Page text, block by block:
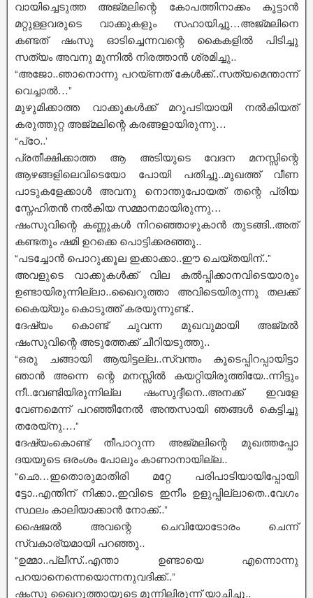
വായിച്ചെടുത്ത അജ്മലിന്റെ കോപത്തിനാക്കം കൂട്ടാൻ
മറ്റുള്ളവരുടെ വാക്കുകളും സഹായിച്ചു…അജ്മലിനെ
കണ്ടത് ഷംസു ഓടിച്ചെന്നവന്റെ കൈകളിൽ പിടിച്ചു
സത്യം അവനു മുന്നിൽ നിരത്താൻ ശ്രമിച്ചു..
“അജോ..ഞാനൊന്നു പറയ്ണത് കേൾക്ക്..സത്യമെന്താന്ന്
വെച്ചാൽ…”
മുഴുമിക്കാത്ത വാക്കുകൾക്ക് മറുപടിയായി നൽകിയത്
കരുത്തുറ്റ അജ്മലിന്റെ കരങ്ങളായിരുന്നു…
“പ്ഠേ..’
പ്രതീക്ഷിക്കാത്ത ആ അടിയുടെ വേദന മനസ്സിന്റെ
ആഴങ്ങളിലെവിടെയോ പോയി പതിച്ചു..മുഖത്ത് വീണ
പാടുകളേക്കാൾ അവനു നൊന്തുപോയത് തന്റെ പ്രിയ
സ്നേഹിതൻ നൽകിയ സമ്മാനമായിരുന്നു…
ഷംസുവിന്റെ കണ്ണുകൾ നിറഞ്ഞൊഴുകാൻ തുടങ്ങി..അത്
കണ്ടതും ഷമി ഉറക്കെ പൊട്ടിക്കരഞ്ഞു..
“പടച്ചോൻ പൊറുക്കൂല ഇക്കാക്കാ..ഈ ചെയ്തയിന്..”
അവളുടെ വാക്കുകൾക്ക് വില കൽപ്പിക്കാനവിടെയാരും
ഉണ്ടായിരുന്നില്ലാ..ഖൈറുത്താ അവിടെയിരുന്നു തലക്ക്
കൈയ്യും കൊടുത്ത് കരയുന്നുണ്ട്..
ദേഷ്യം കൊണ്ട് ചുവന്ന മുഖവുമായി അജ്മൽ
ഷംസുവിന്റെ അടുത്തേക്ക് ചീറിയടുത്തു..
“ഒരു ചങ്ങായി ആയിട്ടല്ല..സ്വന്തം കൂടെപ്പിറപ്പായിട്ടാ
ഞാൻ അന്നെ ന്റെ മനസ്സിൽ കയറ്റിയിരുത്തിയേ..ന്നിട്ടും
നീ..വേണ്ടിയിരുന്നില്ല ഷംസുദ്ദീനെ..അനക്ക് ഇവളേ
വേണമെന്ന് പറഞ്ഞീനേൽ അന്തസായി ഞങ്ങൾ കെട്ടിച്ചു
തരേയ്നു….”
ദേഷ്യംകൊണ്ട് തീപാറുന്ന അജ്മലിന്റെ മുഖത്തപ്പോ
ദയയുടെ ഒരംശം പോലും കാണാനായില്ല..
“ഛെ…ഇതൊരുമാതിരി മറ്റേ പരിപാടിയായിപ്പോയി
ട്ടോ..എന്തിന് നിക്കാ..ഇവിടെ ഇനീം ഉളുപ്പില്ലാതെ..വേഗം
സ്ഥലം കാലിയാക്കാൻ നോക്ക്..”
ഷൈജൽ അവന്റെ ചെവിയോടോരം ചെന്ന്
സ്വകാര്യമായി പറഞ്ഞു..
“ഉമ്മാ..പ്ലീസ്..എന്താ ഉണ്ടായെ എന്നൊന്നു
പറയാനെന്നെയൊന്നനുവദിക്ക്..”
ഷംസു ഖൈറുത്തായുടെ മുന്നിലിരുന്ന് യാചിച്ചു..